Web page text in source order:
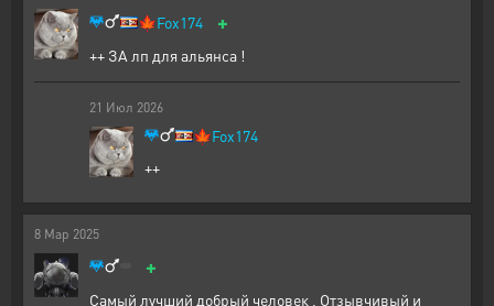
🍁Fox174 +
++ ЗА лп для альянса !
21 Июл 2026
🍁Fox174
++
8 Мар 2025
+
Самый лучший добрый человек , Отзывчивый и